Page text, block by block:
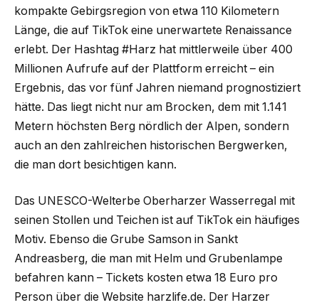
kompakte Gebirgsregion von etwa 110 Kilometern
Länge, die auf TikTok eine unerwartete Renaissance
erlebt. Der Hashtag #Harz hat mittlerweile über 400
Millionen Aufrufe auf der Plattform erreicht – ein
Ergebnis, das vor fünf Jahren niemand prognostiziert
hätte. Das liegt nicht nur am Brocken, dem mit 1.141
Metern höchsten Berg nördlich der Alpen, sondern
auch an den zahlreichen historischen Bergwerken,
die man dort besichtigen kann.
Das UNESCO-Welterbe Oberharzer Wasserregal mit
seinen Stollen und Teichen ist auf TikTok ein häufiges
Motiv. Ebenso die Grube Samson in Sankt
Andreasberg, die man mit Helm und Grubenlampe
befahren kann – Tickets kosten etwa 18 Euro pro
Person über die Website harzlife.de. Der Harzer